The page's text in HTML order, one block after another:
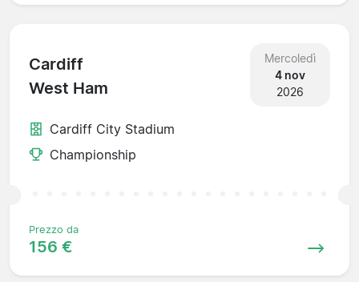
Cardiff
West Ham
Mercoledì
4 nov
2026
Cardiff City Stadium
Championship
Prezzo da
156 €